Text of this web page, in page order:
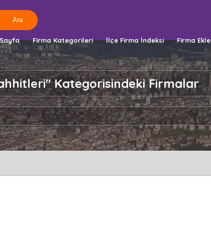
Firma Kategorileri İlçe Firma İndeksi Firma Ekle
Kategorisindeki Firmalar